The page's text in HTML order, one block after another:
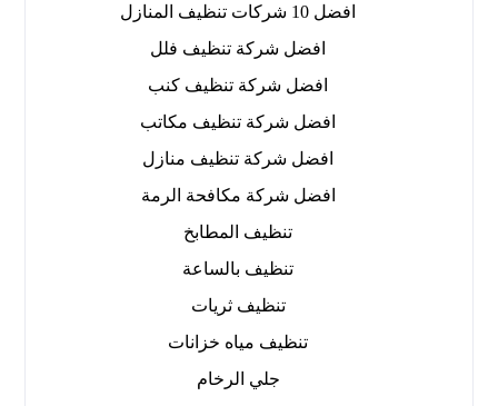
افضل 10 شركات تنظيف المنازل
افضل شركة تنظيف فلل
افضل شركة تنظيف كنب
افضل شركة تنظيف مكاتب
افضل شركة تنظيف منازل
افضل شركة مكافحة الرمة
تنظيف المطابخ
تنظيف بالساعة
تنظيف ثريات
تنظيف مياه خزانات
جلي الرخام